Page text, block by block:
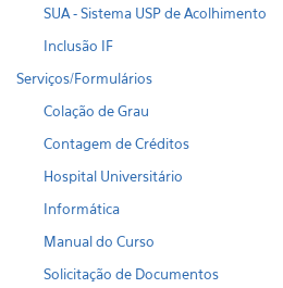
SUA - Sistema USP de Acolhimento
Inclusão IF
Serviços/Formulários
Colação de Grau
Contagem de Créditos
Hospital Universitário
Informática
Manual do Curso
Solicitação de Documentos